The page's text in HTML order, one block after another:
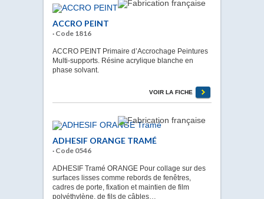
ACCRO PEINT
· Code 1816
ACCRO PEINT Primaire d’Accrochage Peintures
Multi-supports. Résine acrylique blanche en
phase solvant.
VOIR LA FICHE
ADHESIF ORANGE TRAMÉ
· Code 0546
ADHESIF Tramé ORANGE Pour collage sur des
surfaces lisses comme rebords de fenêtres,
cadres de porte, fixation et maintien de film
polyéthylène, de fils de câbles…